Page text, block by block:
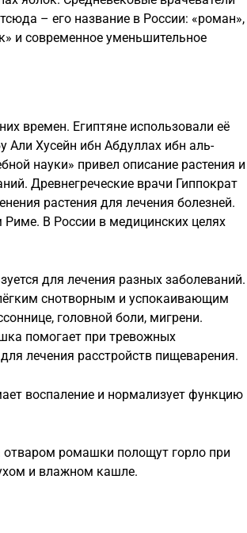
– его название в России: «роман»,
и современное уменьшительное
времен. Египтяне использовали её
Хусейн ибн Абдуллах ибн аль-
науки» привел описание растения и
Древнегреческие врачи Гиппократ
растения для лечения болезней.
В России в медицинских целях
для лечения разных заболеваний.
снотворным и успокаивающим
головной боли, мигрени.
помогает при тревожных
лечения расстройств пищеварения.
воспаление и нормализует функцию
отваром ромашки полощут горло при
и влажном кашле.